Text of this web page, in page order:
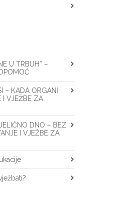
U TRBUH” –
– KADA ORGANI
I VJEŽBE ZA
DNO – BEZ
I VJEŽBE ZA